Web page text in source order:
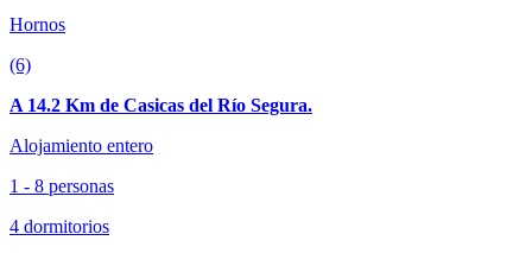
Hornos
(6)
A 14.2 Km de Casicas del Río Segura.
Alojamiento entero
1 - 8 personas
4 dormitorios